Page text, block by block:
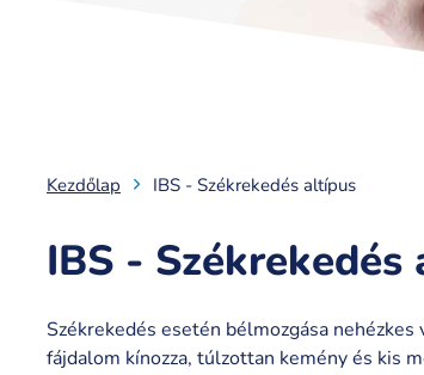
Kezdőlap IBS - Székrekedés altípus
IBS -
Székrekedés esetén bélmozgása
fájdalom kínozza, túlzottan kemény és kis